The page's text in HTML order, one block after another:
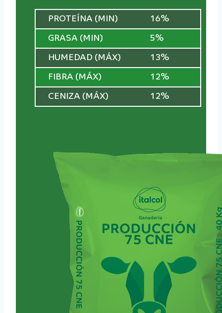
PROTEÍNA (MIN) 16%
GRASA (MIN) 5%
HUMEDAD (MÁX) 13%
FIBRA (MÁX) 12%
CENIZA (MÁX) 12%